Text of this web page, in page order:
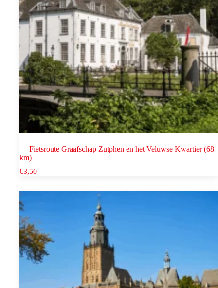
Fietsroute Graafschap Zutphen en het Veluwse Kwartier (68
km)
€3,50